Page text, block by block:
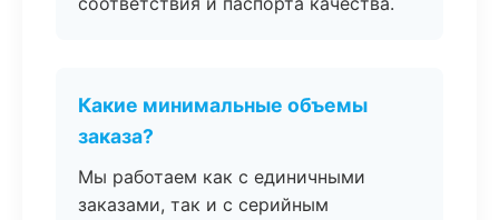
Какие минимальные объемы
заказа?
Мы работаем как с единичными
заказами, так и с серийным